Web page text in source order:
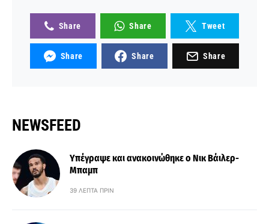
Share Share Tweet
Share Share Share
NEWSFEED
Υπέγραψε και ανακοινώθηκε ο Νικ Βάιλερ-
Μπαμπ
39 ΛΕΠΤΆ ΠΡΙΝ